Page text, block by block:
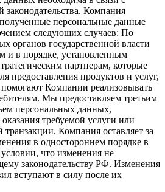
Компания
полученные персональные данные
следующих случаев: По
органов государственной власти
и в порядке, установленным
партнерам, которые
предоставления продуктов и услуг,
Компании реализовывать
Мы предоставляем третьим
персональных данных,
требуемой услуги или
Компания оставляет за
в одностороннем порядке в
что изменения не
законодательству РФ. Изменения
вступают в силу после их